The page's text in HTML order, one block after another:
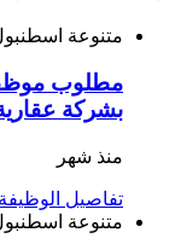
متنوعة
مطلوب
بشركة
منذ شهر
تفاصيل الوظيفة
متنوعة